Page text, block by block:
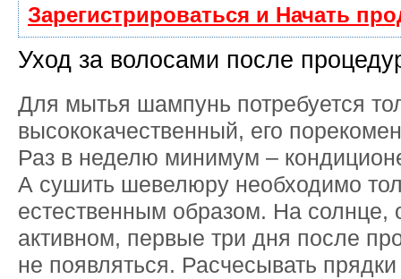
Зарегистрироваться и Начать
Уход за волосами после
Для мытья шампунь потребуется
высококачественный, его
Раз в неделю минимум –
А сушить шевелюру необходимо
естественным образом. На солнце,
активном, первые три дня после
не появляться. Расчесывать